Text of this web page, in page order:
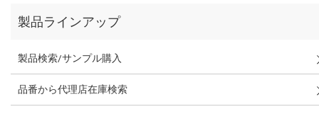
製品ラインアップ
製品検索/サンプル購入
品番から代理店在庫検索